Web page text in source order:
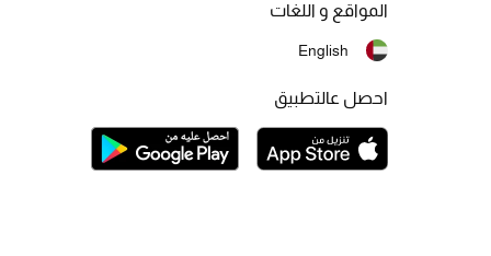
المواقع و اللغات
English
احصل عالتطبيق